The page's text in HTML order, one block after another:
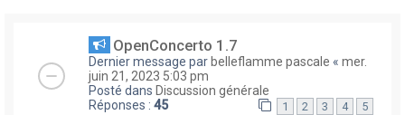
OpenConcerto 1.7
Dernier message par belleflamme pascale « mer.
juin 21, 2023 5:03 pm
Posté dans Discussion générale
Réponses : 45 1 2 3 4 5